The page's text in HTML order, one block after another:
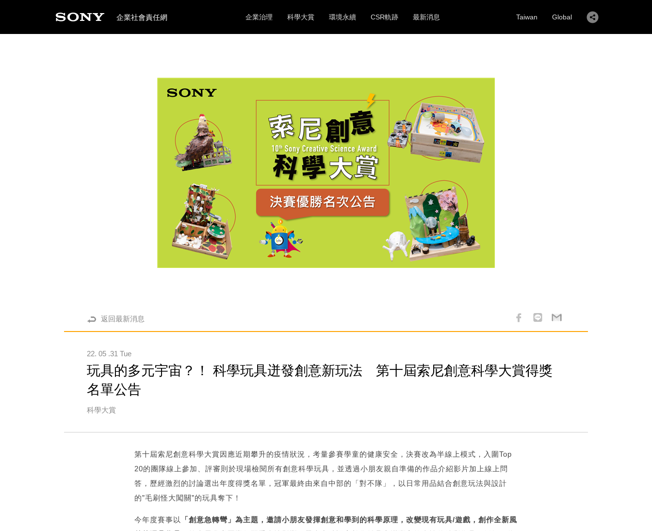
企業社會責任網 企業治理 科學大賞 環境永續 CSR軌跡 最新消息 Taiwan Global
返回最新消息
22. 05 .31 Tue
玩具的多元宇宙？！ 科學玩具迸發創意新玩法 第十屆索尼創意科學大賞得獎
名單公告
科學大賞
第十屆索尼創意科學大賞因應近期攀升的疫情狀況，考量參賽學童的健康安全，決賽改為半線上模式，入圍Top
20的團隊線上參加、評審則於現場檢閱所有創意科學玩具，並透過小朋友親自準備的作品介紹影片加上線上問
答，歷經激烈的討論選出年度得獎名單，冠軍最終由來自中部的「對不隊」，以日常用品結合創意玩法與設計
的”毛刷怪大闖關”的玩具奪下！
今年度賽事以
「創意急轉彎」為主題，邀請小朋友發揮創意和學到的科學原理，改變現有玩具/遊戲，創作全新風